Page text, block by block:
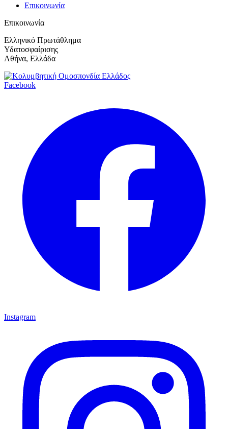
Επικοινωνία
Επικοινωνία
Ελληνικό Πρωτάθλημα
Υδατοσφαίρισης
Αθήνα, Ελλάδα
Facebook
Instagram